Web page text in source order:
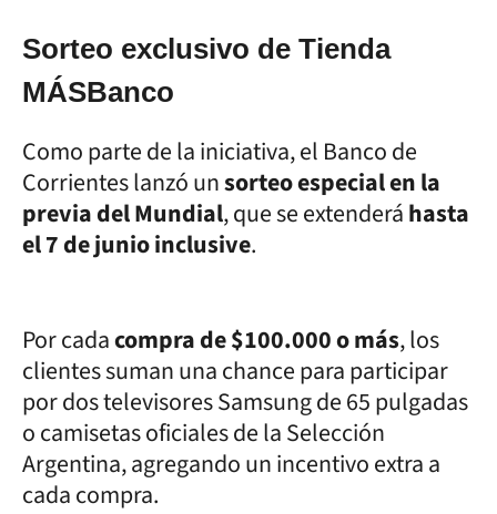
Sorteo exclusivo de Tienda
MÁSBanco
Como parte de la iniciativa, el Banco de
Corrientes lanzó unsorteo especial en la
previa del Mundial, que se extenderáhasta
el 7 de junio inclusive.
Por cadacompra de $100.000 o más, los
clientes suman una chance para participar
por dos televisores Samsung de 65 pulgadas
o camisetas oficiales de la Selección
Argentina, agregando un incentivo extra a
cada compra.